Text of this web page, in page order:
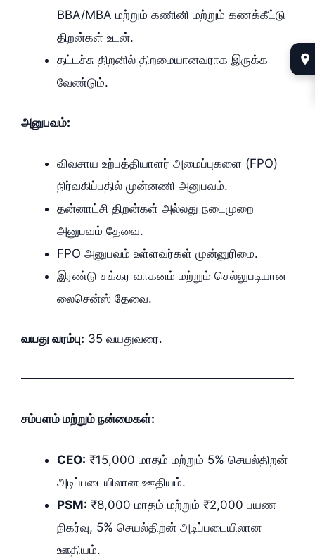
BBA/MBA மற்றும் கணினி மற்றும் கணக்கீட்டு
திறன்கள் உடன்.
தட்டச்சு திறனில் திறமையானவராக இருக்க
வேண்டும்.
அனுபவம்:
விவசாய உற்பத்தியாளர் அமைப்புகளை (FPO)
நிர்வகிப்பதில் முன்னணி அனுபவம்.
தன்னாட்சி திறன்கள் அல்லது நடைமுறை
அனுபவம் தேவை.
FPO அனுபவம் உள்ளவர்கள் முன்னுரிமை.
இரண்டு சக்கர வாகனம் மற்றும் செல்லுபடியான
லைசென்ஸ் தேவை.
வயது வரம்பு: 35 வயதுவரை.
சம்பளம் மற்றும் நன்மைகள்:
CEO: ₹15,000 மாதம் மற்றும் 5% செயல்திறன்
அடிப்படையிலான ஊதியம்.
PSM: ₹8,000 மாதம் மற்றும் ₹2,000 பயண
நிகர்வு, 5% செயல்திறன் அடிப்படையிலான
ஊதியம்.